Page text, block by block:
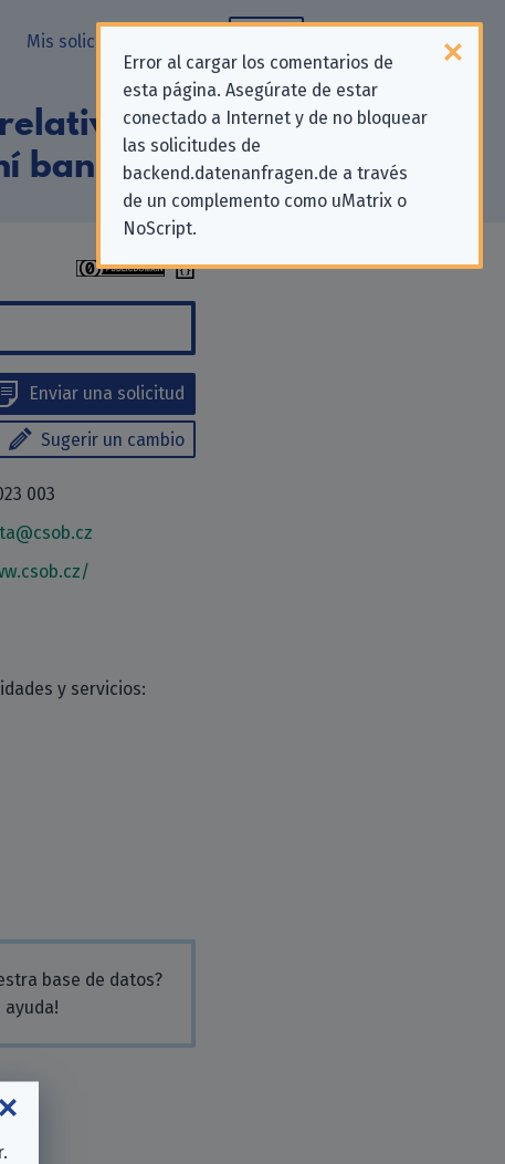
Error al cargar los comentarios de
esta página. Asegúrate de estar
conectado a Internet y de no bloquear
las solicitudes de
backend.datenanfragen.de a través
de un complemento como uMatrix o
NoScript.
Mis solicitudes
a la
banka, a.s.»
Enviar una solicitud
Sugerir un cambio
003
y servicios:
base de datos?
ayuda!